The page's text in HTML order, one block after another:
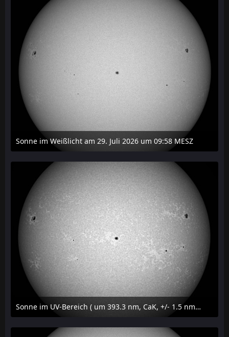
Sonne im Weißlicht am 29. Juli 2026 um 09:58 MESZ
31. Juli 2026 um 20:03
Sonne im UV-Bereich ( um 393.3 nm, CaK, +/- 1.5 nm) am 29. Juli 2026 um 09:50 MESZ
31. Juli 2026 um 20:03